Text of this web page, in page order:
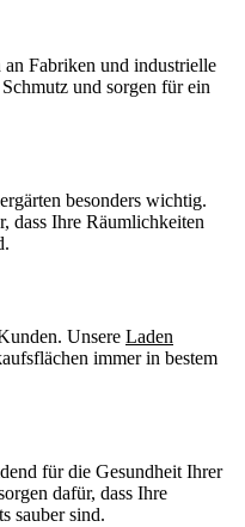
an Fabriken und industrielle
und sorgen für ein
besonders wichtig.
dass Ihre Räumlichkeiten
Unsere Laden
immer in bestem
für die Gesundheit Ihrer
dafür, dass Ihre
sauber sind.